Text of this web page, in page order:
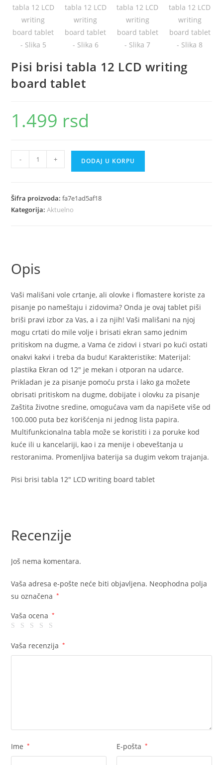
Pisi brisi tabla 12 LCD writing
board tablet
1.499 rsd
brisi
12
LCD
- + DODAJ U KORPU
Šifra proizvoda:fa7e1ad5af18
Kategorija:Aktuelno
Opis
Vaši mališani vole crtanje, ali olovke i flomastere koriste za
pisanje po nameštaju i zidovima? Onda je ovaj tablet piši
briši pravi izbor za Vas, a i za njih! Vaši mališani na njoj
mogu crtati do mile volje i brisati ekran samo jednim
pritiskom na dugme, a Vama će zidovi i stvari po kući ostati
onakvi kakvi i treba da budu! Karakteristike: Materijal:
plastika Ekran od 12″ je mekan i otporan na udarce.
Prikladan je za pisanje pomoću prsta i lako ga možete
obrisati pritiskom na dugme, dobijate i olovku za pisanje
Zaštita životne sredine, omogućava vam da napišete više od
100.000 puta bez korišćenja ni jednog lista papira.
Multifunkcionalna tabla može se koristiti i za poruke kod
kuće ili u kancelariji, kao i za menije i obeveštanja u
restoranima. Promenljiva baterija sa dugim vekom trajanja.
Pisi brisi tabla 12″ LCD writing board tablet
Recenzije
Još nema komentara.
Vaša adresa e-pošte neće biti objavljena. Neophodna polja
su označena
*
Vaša ocena *
Vaša recenzija *
Ime * E-pošta *